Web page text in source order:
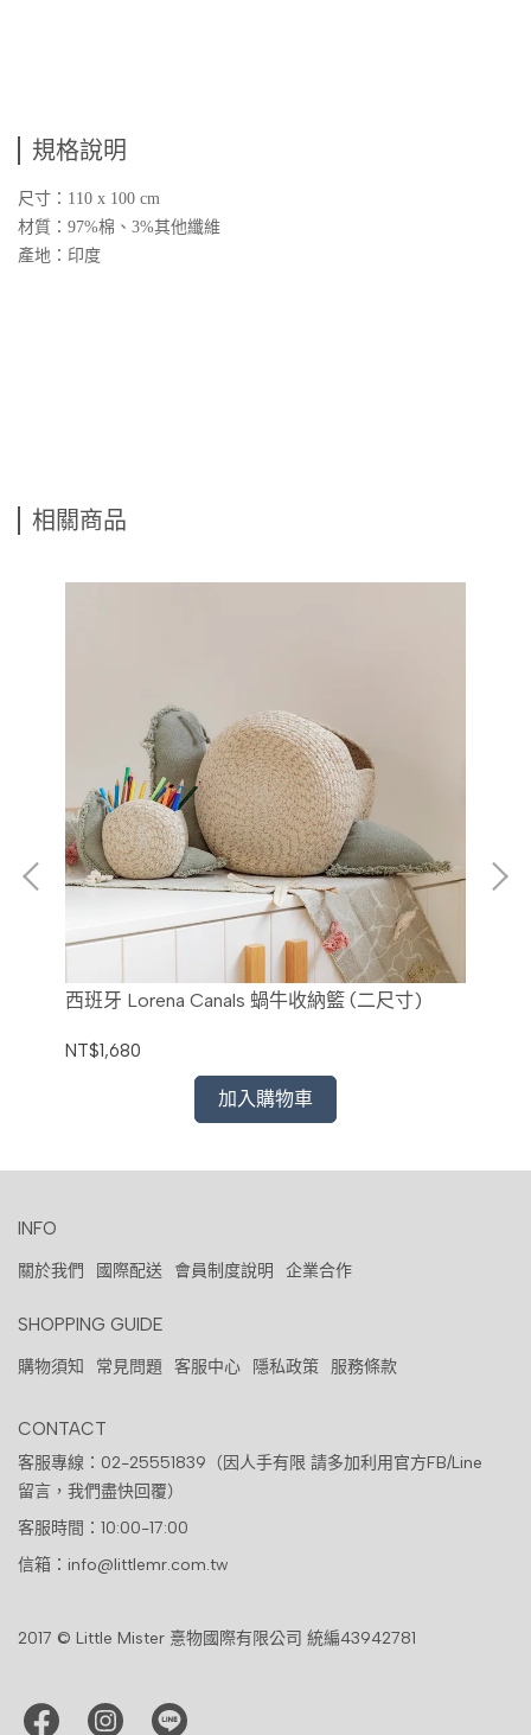
規格說明
尺寸：110 x 100 cm
材質：97%棉、3%其他纖維
產地：印度
相關商品
西班牙 Lorena Canals 蝸牛收納籃 (二尺寸)
NT$1,680
加入購物車
INFO
關於我們 國際配送 會員制度說明 企業合作
SHOPPING GUIDE
購物須知 常見問題 客服中心 隱私政策 服務條款
CONTACT
客服專線：02-25551839（因人手有限 請多加利用官方FB/Line
留言，我們盡快回覆）
客服時間：10:00-17:00
信箱：info@littlemr.com.tw
2017 © Little Mister 憙物國際有限公司 統編43942781